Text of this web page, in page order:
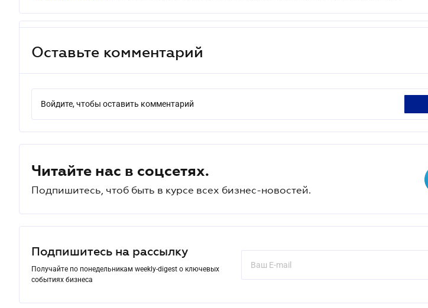
Оставьте комментарий
Войдите, чтобы оставить комментарий
Читайте нас в соцсетях.
Подпишитесь, чтоб быть в курсе всех бизнес-новостей.
Подпишитесь на рассылку
Получайте по понедельникам weekly-digest о ключевых
событиях бизнеса